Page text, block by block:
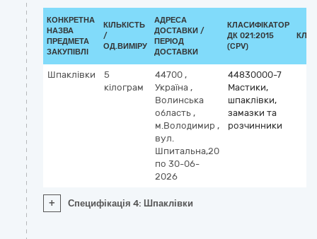
КОНКРЕТНА
НАЗВА
ПРЕДМЕТА
ЗАКУПІВЛІ
КІЛЬКІСТЬ
/
ОД.ВИМІРУ
АДРЕСА
ДОСТАВКИ /
ПЕРІОД
ДОСТАВКИ
КЛАСИФІКАТОР
ДК 021:2015
(CPV)
Шпаклівки
5
кілограм
44700 ,
Україна ,
Волинська
область ,
м.Володимир ,
вул.
Шпитальна,20
по 30-06-
2026
44830000-7
Мастики,
шпаклівки,
замазки та
розчинники
+ Специфікація 4: Шпаклівки